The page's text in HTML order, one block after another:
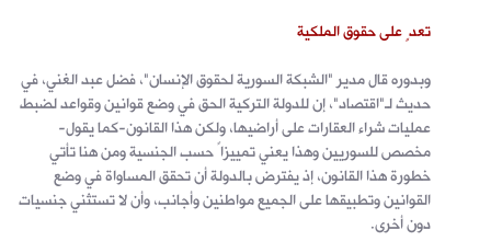
تعدٍ على حقوق الملكية
وبدوره قال مدير "الشبكة السورية لحقوق الإنسان"، فضل عبد الغني، في
حديث لـ"اقتصاد"، إن للدولة التركية الحق في وضع قوانين وقواعد لضبط
عمليات شراء العقارات على أراضيها، ولكن هذا القانون-كما يقول-
مخصص للسوريين وهذا يعني تمييزاً حسب الجنسية ومن هنا تأتي
خطورة هذا القانون، إذ يفترض بالدولة أن تحقق المساواة في وضع
القوانين وتطبيقها على الجميع مواطنين وأجانب، وأن لا تستثني جنسيات
دون أخرى.